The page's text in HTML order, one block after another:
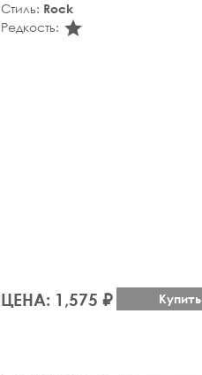
Стиль: Rock
Редкость: star_rate
ЦЕНА: 1,575 ₽ Купить